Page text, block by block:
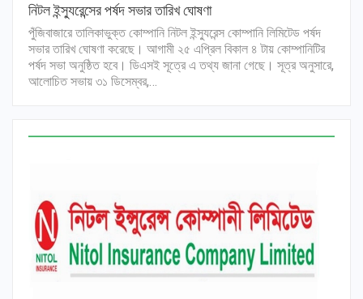
নিটল ইন্স্যুরেন্সের পর্ষদ সভার তারিখ ঘোষণা
পুঁজিবাজারে তালিকাভুক্ত কোম্পানি নিটল ইন্স্যুরেন্স কোম্পানি লিমিটেড পর্ষদ
সভার তারিখ ঘোষণা করেছে। আগামী ২৫ এপ্রিল বিকাল ৪ টায় কোম্পানিটির
পর্ষদ সভা অনুষ্ঠিত হবে। ডিএসই সূত্রে এ তথ্য জানা গেছে। সূত্র অনুসারে,
আলোচিত সভায় ৩১ ডিসেম্বর,…